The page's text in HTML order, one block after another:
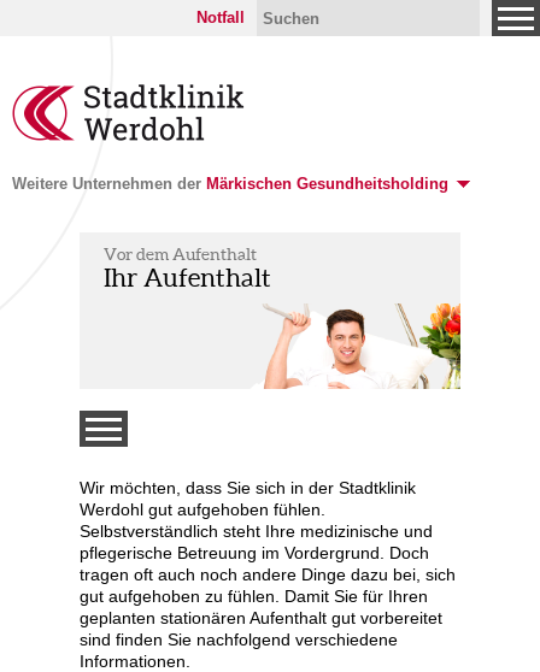
Notfall
Weitere Unternehmen der Märkischen Gesundheitsholding
Vor dem Aufenthalt
Ihr Aufenthalt
Wir möchten, dass Sie sich in der Stadtklinik
Werdohl gut aufgehoben fühlen.
Selbstverständlich steht Ihre medizinische und
pflegerische Betreuung im Vordergrund. Doch
tragen oft auch noch andere Dinge dazu bei, sich
gut aufgehoben zu fühlen. Damit Sie für Ihren
geplanten stationären Aufenthalt gut vorbereitet
sind finden Sie nachfolgend verschiedene
Informationen.